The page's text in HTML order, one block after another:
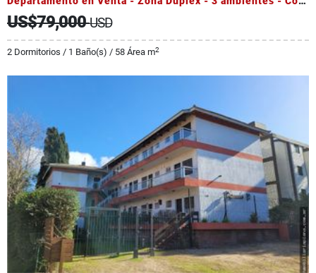
US$79,000USD
2 Dormitorios / 1 Baño(s) / 58 Área m2